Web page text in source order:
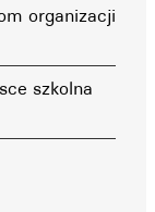
organizacji
szkolna